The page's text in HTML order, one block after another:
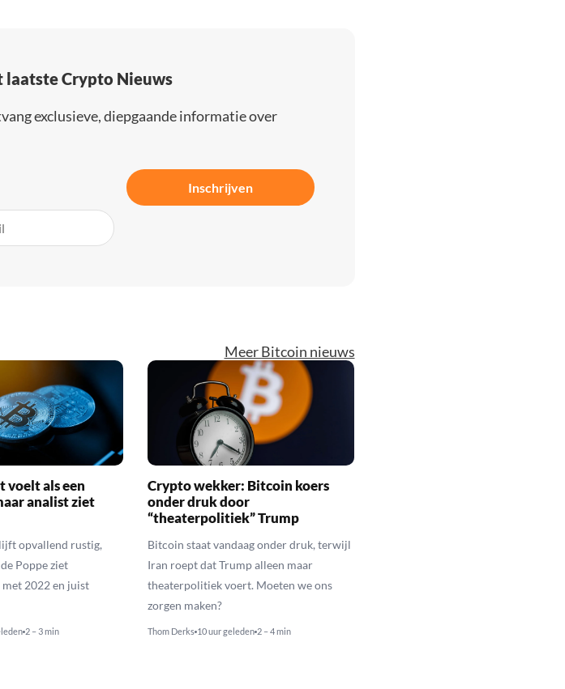
laatste Crypto Nieuws
exclusieve, diepgaande informatie over
Inschrijven
Meer Bitcoin nieuws
als een
analist ziet
opvallend rustig,
Poppe ziet
2022 en juist
2 – 3 min
Crypto wekker: Bitcoin koers
onder druk door
“theaterpolitiek” Trump
Bitcoin staat vandaag onder druk, terwijl
Iran roept dat Trump alleen maar
theaterpolitiek voert. Moeten we ons
zorgen maken?
Thom Derks 10 uur geleden 2 – 4 min